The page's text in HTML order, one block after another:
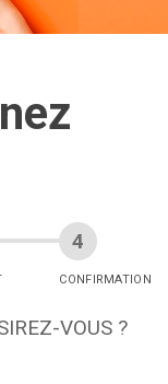
CONFIRMATION
VOUS ?